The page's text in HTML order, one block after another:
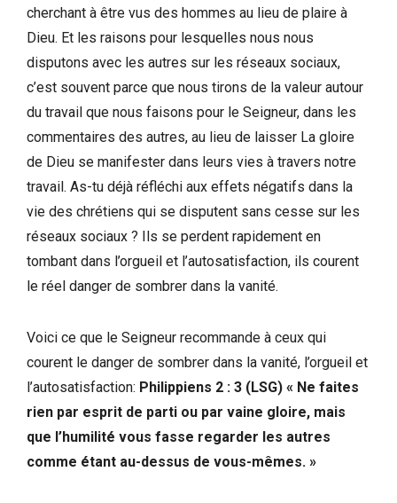
cherchant à être vus des hommes au lieu de plaire à
Dieu. Et les raisons pour lesquelles nous nous
disputons avec les autres sur les réseaux sociaux,
c’est souvent parce que nous tirons de la valeur autour
du travail que nous faisons pour le Seigneur, dans les
commentaires des autres, au lieu de laisser La gloire
de Dieu se manifester dans leurs vies à travers notre
travail. As-tu déjà réfléchi aux effets négatifs dans la
vie des chrétiens qui se disputent sans cesse sur les
réseaux sociaux ? Ils se perdent rapidement en
tombant dans l’orgueil et l’autosatisfaction, ils courent
le réel danger de sombrer dans la vanité.
Voici ce que le Seigneur recommande à ceux qui
courent le danger de sombrer dans la vanité, l’orgueil et
l’autosatisfaction: Philippiens 2 : 3 (LSG) « Ne faites
rien par esprit de parti ou par vaine gloire, mais
que l’humilité vous fasse regarder les autres
comme étant au-dessus de vous-mêmes. »